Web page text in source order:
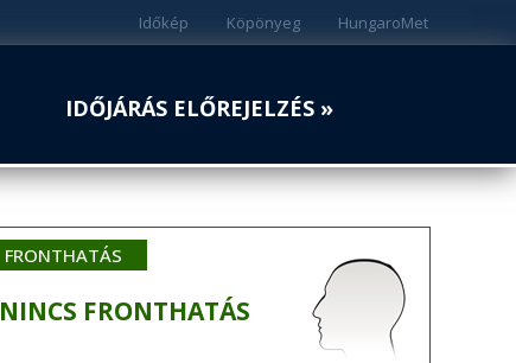
HungaroMet
Köpönyeg
Időkép
IDŐJÁRÁS ELŐREJELZÉS »
FRONTHATÁS
NINCS FRONTHATÁS